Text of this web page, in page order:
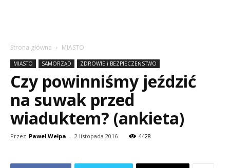
Strona główna MIASTO
MIASTO SAMORZĄD ZDROWIE i BEZPIECZEŃSTWO
Czy powinniśmy jeździć
na suwak przed
wiaduktem? (ankieta)
Przez Paweł Wełpa - 2 listopada 2016 4428